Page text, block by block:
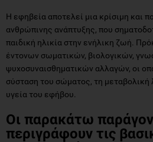
Η εφηβεία αποτελεί μια κρίσιμη και
ανθρώπινης ανάπτυξης, που
παιδική ηλικία στην ενήλικη ζωή.
έντονων σωματικών, βιολογικών,
ψυχοσυναισθηματικών αλλαγών, οι
σύσταση του σώματος, τη μεταβολική
υγεία του εφήβου.
Οι παρακάτω
περιγράφουν τις